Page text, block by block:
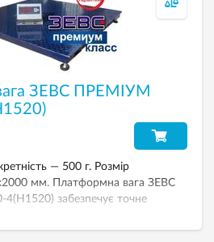
ЗЕВС ПРЕМІУМ
— 500 г. Розмір
мм. Платформна вага ЗЕВС
забезпечує точне
у промислових умовах при